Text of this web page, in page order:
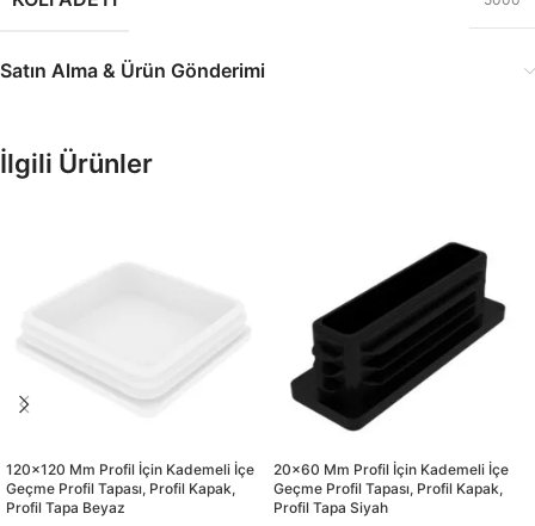
Satın Alma & Ürün Gönderimi
İlgili Ürünler
120×120 Mm Profil İçin Kademeli İçe
Geçme Profil Tapası, Profil Kapak,
Profil Tapa Beyaz
20×60 Mm Profil İçin Kademeli İçe
Geçme Profil Tapası, Profil Kapak,
Profil Tapa Siyah